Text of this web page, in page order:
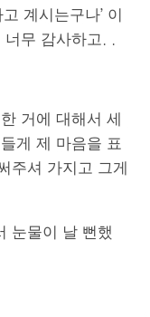
계시는구나’ 이
무 감사하고. .
한 거에 대해서 세
게 제 마음을 표
주셔 가지고 그게
눈물이 날 뻔했